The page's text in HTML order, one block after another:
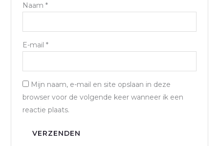
Naam *
E-mail *
Mijn naam, e-mail en site opslaan in deze
browser voor de volgende keer wanneer ik een
reactie plaats.